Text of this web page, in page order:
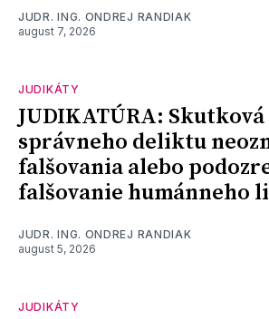
JUDR. ING. ONDREJ RANDIAK
august 7, 2026
JUDIKÁTY
JUDIKATÚRA:
správneho deliktu
falšovania alebo
falšovanie humánneho
JUDR. ING. ONDREJ RANDIAK
august 5, 2026
JUDIKÁTY